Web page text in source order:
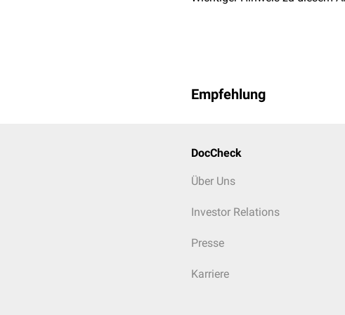
Beispielbefund, Auswirkung
gemessen, durch
Empfehlung
DocCheck
Über Uns
Investor Relations
Presse
Karriere